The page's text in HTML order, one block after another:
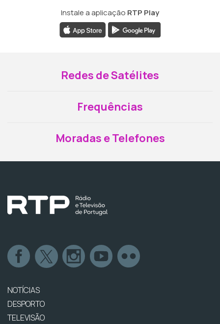
Instale a aplicação RTP Play
Redes de Satélites
Frequências
Moradas e Telefones
NOTÍCIAS
DESPORTO
TELEVISÃO